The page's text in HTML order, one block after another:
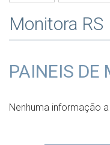
busca
Monitora RS
PAINEIS DE
Nenhuma informação